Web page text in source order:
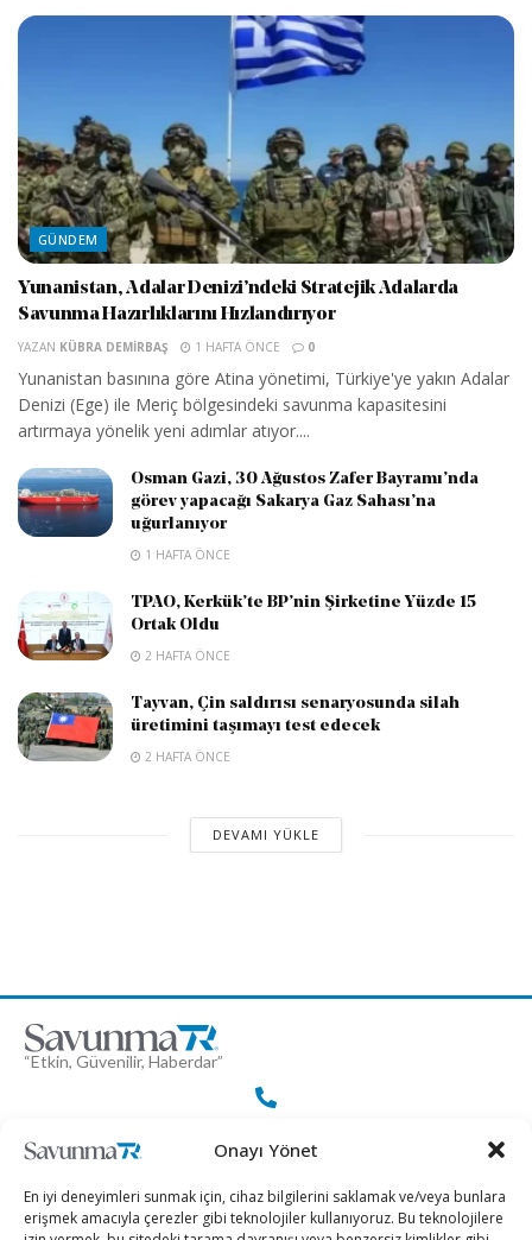
Onayı Yönet
En iyi deneyimleri sunmak için, cihaz bilgilerini saklamak ve/veya bunlara
erişmek amacıyla çerezler gibi teknolojiler kullanıyoruz. Bu teknolojilere
GÜNDEM
Yunanistan, Adalar Denizi’ndeki Stratejik Adalarda
Savunma Hazırlıklarını Hızlandırıyor
YAZAN KÜBRA DEMIRBAŞ 1 HAFTA ÖNCE 0
Yunanistan basınına göre Atina yönetimi, Türkiye'ye yakın Adalar
Denizi (Ege) ile Meriç bölgesindeki savunma kapasitesini
artırmaya yönelik yeni adımlar atıyor....
Osman Gazi, 30 Ağustos Zafer Bayramı’nda
görev yapacağı Sakarya Gaz Sahası’na
uğurlanıyor
1 HAFTA ÖNCE
TPAO, Kerkük’te BP’nin Şirketine Yüzde 15
Ortak Oldu
2 HAFTA ÖNCE
Tayvan, Çin saldırısı senaryosunda silah
üretimini taşımayı test edecek
2 HAFTA ÖNCE
DEVAMI YÜKLE
“Etkin, Güvenilir, Haberdar”
+90 530 308 17 96
iletisim@savunmatr.com